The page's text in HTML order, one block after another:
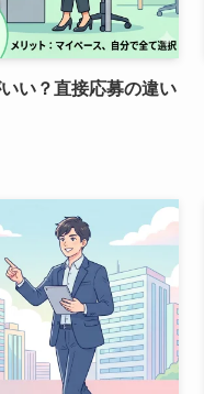
い？直接応募の違い